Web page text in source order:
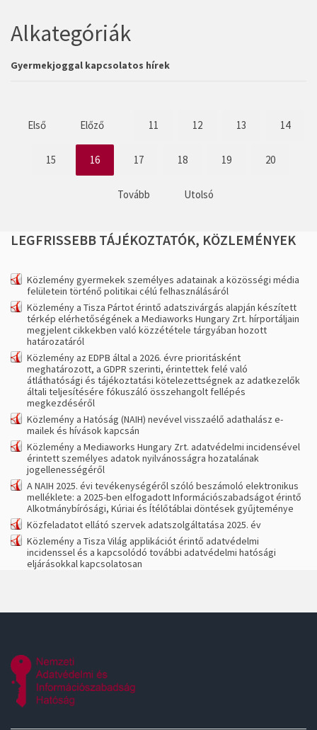
Alkategóriák
Gyermekjoggal kapcsolatos hírek
Első Előző 11 12 13 14
15 16 17 18 19 20
Tovább Utolsó
LEGFRISSEBB TÁJÉKOZTATÓK, KÖZLEMÉNYEK
Közlemény gyermekek személyes adatainak a közösségi média
felületein történő politikai célú felhasználásáról
Közlemény a Tisza Pártot érintő adatszivárgás alapján készített
térkép elérhetőségének a Mediaworks Hungary Zrt. hírportáljain
megjelent cikkekben való közzététele tárgyában hozott
határozatáról
Közlemény az EDPB által a 2026. évre prioritásként
meghatározott, a GDPR szerinti, érintettek felé való
átláthatósági és tájékoztatási kötelezettségnek az adatkezelők
általi teljesítésére fókuszáló összehangolt fellépés
megkezdéséről
Közlemény a Hatóság (NAIH) nevével visszaélő adathalász e-
mailek és hívások kapcsán
Közlemény a Mediaworks Hungary Zrt. adatvédelmi incidensével
érintett személyes adatok nyilvánosságra hozatalának
jogellenességéről
A NAIH 2025. évi tevékenységéről szóló beszámoló elektronikus
melléklete: a 2025-ben elfogadott Információszabadságot érintő
Alkotmánybírósági, Kúriai és Ítélőtáblai döntések gyűjteménye
Közfeladatot ellátó szervek adatszolgáltatása 2025. év
Közlemény a Tisza Világ applikációt érintő adatvédelmi
incidenssel és a kapcsolódó további adatvédelmi hatósági
eljárásokkal kapcsolatosan